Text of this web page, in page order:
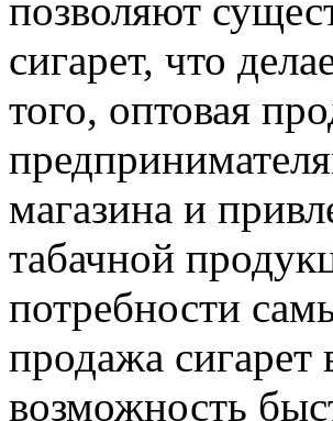
позволяют
сигарет, что
того, оптовая
магазина и
табачной
потребности
продажа сигарет
возможность